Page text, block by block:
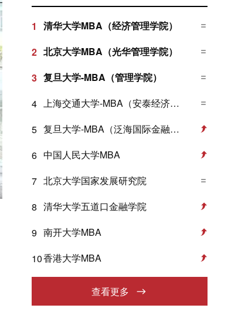
1
清华大学MBA（经济管理学院）
2 北京大学MBA（光华管理学院）
3 复旦大学-MBA（管理学院）
4
上海交通大学-MBA（安泰经济与管理学院）
5
复旦大学-MBA（泛海国际金融学院）
6 中国人民大学MBA
7 北京大学国家发展研究院
8 清华大学五道口金融学院
9 南开大学MBA
10香港大学MBA
查看更多